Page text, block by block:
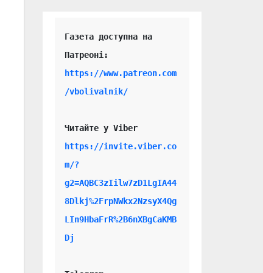
Газета доступна на
https://www.patreon.com
/vbolivalnik/
Читайте у Viber
https://invite.viber.co
m/?
g2=AQBC3zIilw7zD1LgIA44
8Dlkj%2FrpNWkx2NzsyX4Qg
LIn9HbaFrR%2B6nXBgCaKMB
Dj